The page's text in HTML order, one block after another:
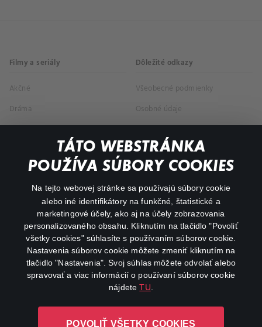
TÁTO WEBSTRÁNKA
POUŽÍVA SÚBORY COOKIES
Na tejto webovej stránke sa používajú súbory cookie
alebo iné identifikátory na funkčné, štatistické a
marketingové účely, ako aj na účely zobrazovania
personalizovaného obsahu. Kliknutím na tlačidlo "Povoliť
všetky cookies" súhlasíte s používaním súborov cookie.
Nastavenia súborov cookie môžete zmeniť kliknutím na
tlačidlo "Nastavenia". Svoj súhlas môžete odvolať alebo
spravovať a viac informácií o používaní súborov cookie
nájdeteTU
POVOLIŤ VŠETKY COOKIES
Filmy a seriály
Akčné
Dráma
Dôležité odkazy
Všeobecné podmienky
Osobné údaje
O aplikácii Canal+